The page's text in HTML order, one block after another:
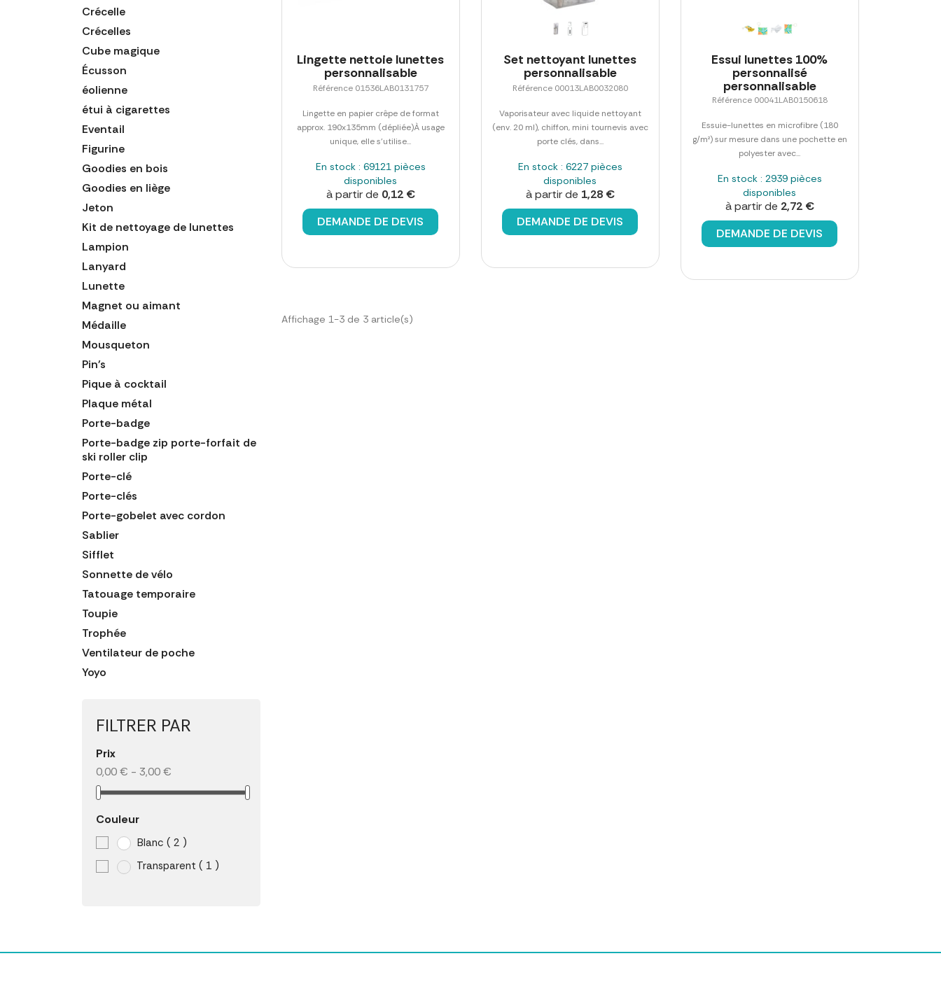
Crécelle
Crécelles
Cube magique
Écusson
éolienne
étui à cigarettes
Eventail
Figurine
Goodies en bois
Goodies en liège
Jeton
Kit de nettoyage de lunettes
Lampion
Lanyard
Lunette
Magnet ou aimant
Médaille
Mousqueton
Pin's
Pique à cocktail
Plaque métal
Porte-badge
Porte-badge zip porte-forfait de
ski roller clip
Porte-clé
Porte-clés
Porte-gobelet avec cordon
Sablier
Sifflet
Sonnette de vélo
Tatouage temporaire
Toupie
Trophée
Ventilateur de poche
Yoyo
FILTRER PAR
Prix
0,00 € - 3,00 €
Couleur
Blanc ( 2 )
Transparent ( 1 )
Lingette nettoie lunettes
personnalisable
Référence 01536LAB0131757
Lingette en papier crêpe de format
approx. 190x135mm (dépliée)À usage
unique, elle s'utilise...
En stock : 69121 pièces
disponibles
à partir de 0,12 €
DEMANDE DE DEVIS
Set nettoyant lunettes
personnalisable
Référence 00013LAB0032080
Vaporisateur avec liquide nettoyant
(env. 20 ml), chiffon, mini tournevis avec
porte clés, dans...
En stock : 6227 pièces
disponibles
à partir de 1,28 €
DEMANDE DE DEVIS
Essui lunettes 100%
personnalisé
personnalisable
Référence 00041LAB0150618
Essuie-lunettes en microfibre (180
g/m²) sur mesure dans une pochette en
polyester avec...
En stock : 2939 pièces
disponibles
à partir de 2,72 €
DEMANDE DE DEVIS
Affichage 1-3 de 3 article(s)